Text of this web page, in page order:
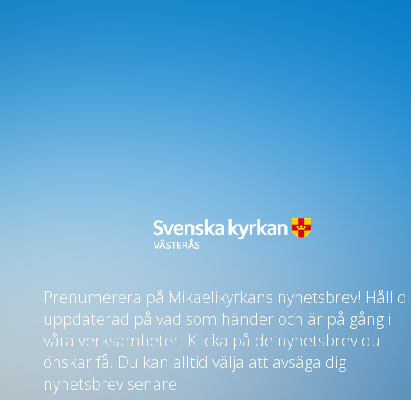
Prenumerera på Mikaelikyrkans nyhetsbrev! Håll
uppdaterad på vad som händer och är på gång i
våra verksamheter. Klicka på de nyhetsbrev du
önskar få. Du kan alltid välja att avsäga dig
nyhetsbrev senare.